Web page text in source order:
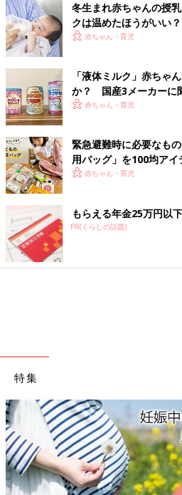
るようにしていきたいです」（田中
はじめまして！
トコです。2才と0
娠・出産を綴った
で、子育て真っ最
した息抜きに読ん
災害でライフラインが途絶えてしま
児用液体ミルク。備蓄しておくこと
ママ・混合育児ママだけでなく、母
しもの時に備えてローリングストッ
せん。（取材・文／本間勇気、ひよ
普段の日はもちろん、備蓄用と
撮影／花田 梢
「明治ほほえみらくらくミルク」
冬生まれ赤ちゃんの授
クは温めたほうがいい
赤ちゃん・育児
「液体ミルク」赤ちゃ
か？ 国産3メーカーに
赤ちゃん・育児
緊急避難時に必要なものは？ 乳児・幼児別
用バッグ」を100均ア
くってみた！
赤ちゃん・育児
もらえる年金25万円以
PR(くらしの話題)
特集